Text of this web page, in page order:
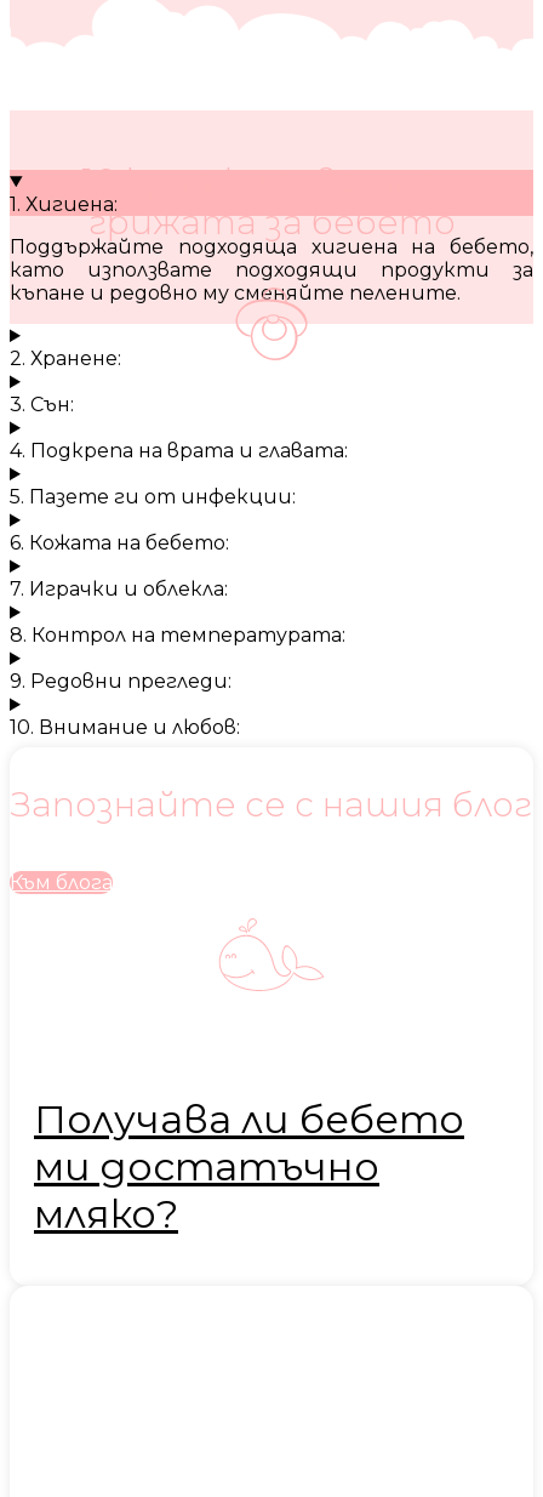
10 кратки съвета за
грижата за бебето
1. Хигиена:
Поддържайте подходяща хигиена на бебето,
като използвате подходящи продукти за
къпане и редовно му сменяйте пелените.
2. Хранене:
3. Сън:
4. Подкрепа на врата и главата:
5. Пазете ги от инфекции:
6. Кожата на бебето:
7. Играчки и облекла:
8. Контрол на температурата:
9. Редовни прегледи:
10. Внимание и любов:
Запознайте се с нашия блог
Към блога
Получава ли бебето
ми достатъчно
мляко?